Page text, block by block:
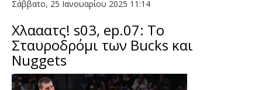
Σάββατο, 25 Ιανουαρίου 2025 11:14
Χλααατς! s03, ep.07: Το
Σταυροδρόμι των Bucks και
Nuggets